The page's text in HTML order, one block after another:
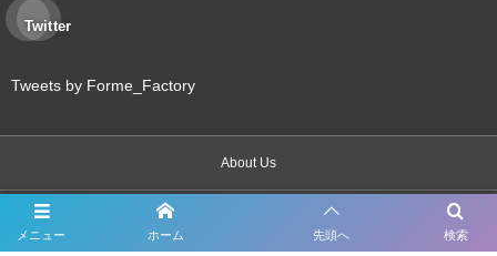
Twitter
Tweets by Forme_Factory
About Us
メニュー 検索
ホーム 先頭へ